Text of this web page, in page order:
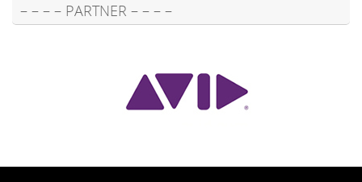
– – – – PARTNER – – – –